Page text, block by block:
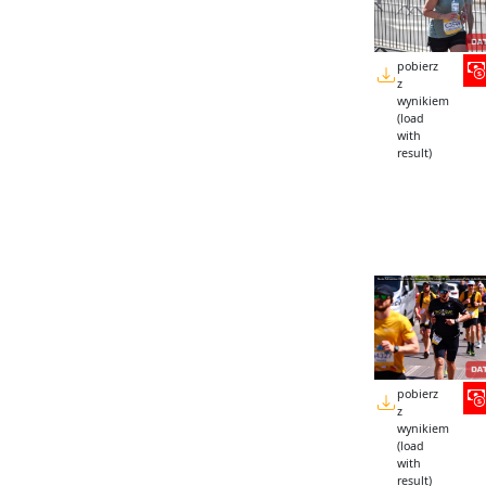
pobierz
z
wynikiem
(load
with
result)
pobierz
z
wynikiem
(load
with
result)